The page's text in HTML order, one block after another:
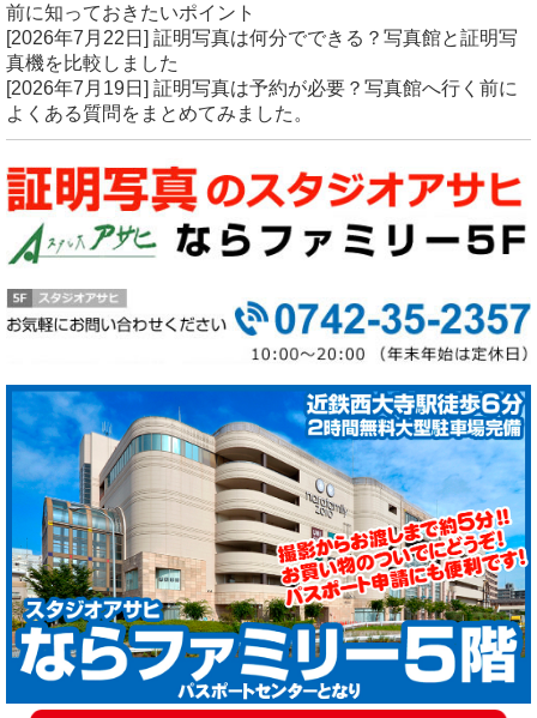
前に知っておきたいポイント
[2026年7月22日] 証明写真は何分でできる？写真館と証明写
真機を比較しました
[2026年7月19日] 証明写真は予約が必要？写真館へ行く前に
よくある質問をまとめてみました。